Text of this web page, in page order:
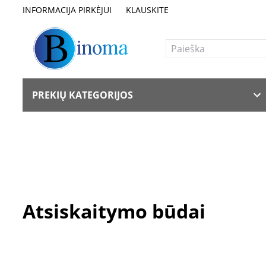
INFORMACIJA PIRKĖJUI KLAUSKITE
PREKIŲ KATEGORIJOS
Atsiskaitymo būdai